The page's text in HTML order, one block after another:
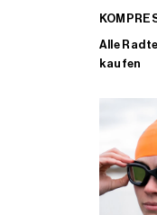
Alle
kaufen